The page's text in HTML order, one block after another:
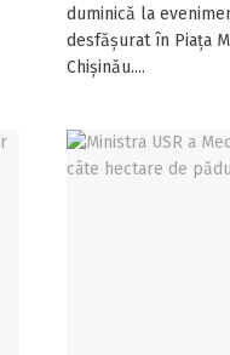
duminică la
desfășurat în Piața
Chișinău....